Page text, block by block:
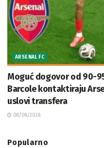
ARSENAL FC
Moguć dogovor od 90-
Barcole kontaktiraju
uslovi transfera
08/08/2026
Popularno